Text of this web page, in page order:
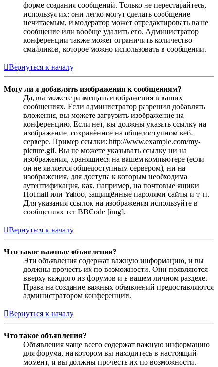
форме создания сообщений. Только не перестарайтесь,
используя их: они легко могут сделать сообщение
нечитаемым, и модератор может отредактировать ваше
сообщение или вообще удалить его. Администратор
конференции также может ограничить количество
смайликов, которое можно использовать в сообщении.
Вернуться к началу
Могу ли я добавлять изображения к сообщениям?
Да, вы можете размещать изображения в ваших
сообщениях. Если администратор разрешил добавлять
вложения, вы можете загрузить изображение на
конференцию. Если нет, вы должны указать ссылку на
изображение, сохранённое на общедоступном веб-
сервере. Пример ссылки: http://www.example.com/my-
picture.gif. Вы не можете указывать ссылку ни на
изображения, хранящиеся на вашем компьютере (если
он не является общедоступным сервером), ни на
изображения, для доступа к которым необходима
аутентификация, как, например, на почтовые ящики
Hotmail или Yahoo, защищённые паролями сайты и т. п.
Для указания ссылок на изображения используйте в
сообщениях тег BBCode [img].
Вернуться к началу
Что такое важные объявления?
Эти объявления содержат важную информацию, и вы
должны прочесть их по возможности. Они появляются
вверху каждого из форумов и в вашем личном разделе.
Права на создание важных объявлений предоставляются
администратором конференции.
Вернуться к началу
Что такое объявления?
Объявления чаще всего содержат важную информацию
для форума, на котором вы находитесь в настоящий
момент, и вы должны прочесть их по возможности.